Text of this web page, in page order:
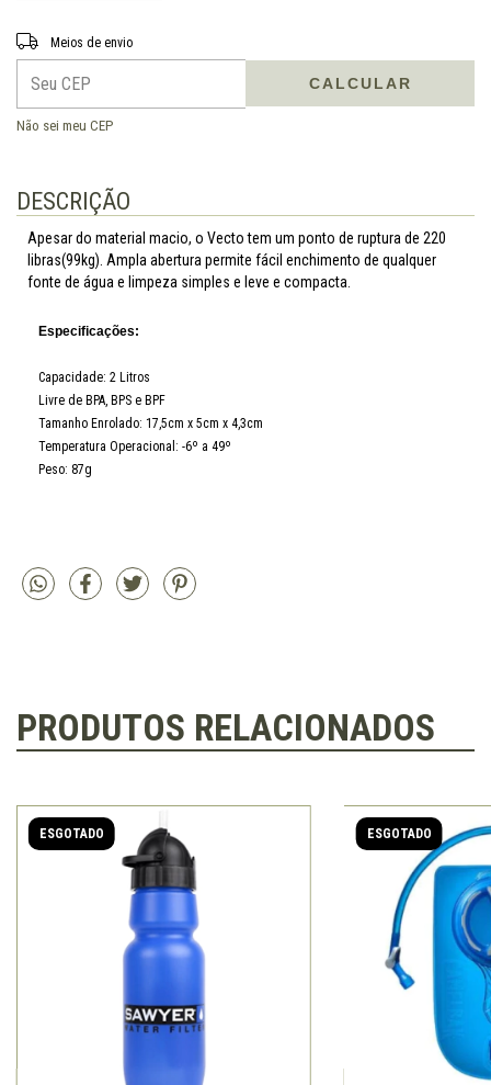
Entregas para o CEP:
Meios de envio
CALCULAR
Não sei meu CEP
DESCRIÇÃO
Apesar do material macio, o Vecto tem um ponto de ruptura de 220
libras(99kg). Ampla abertura permite fácil enchimento de qualquer
fonte de água e limpeza simples e leve e compacta.
Especificações:
Capacidade: 2 Litros
Livre de BPA, BPS e BPF
Tamanho Enrolado: 17,5cm x 5cm x 4,3cm
Temperatura Operacional: -6º a 49º
Peso: 87g
PRODUTOS RELACIONADOS
ESGOTADO ESGOTADO